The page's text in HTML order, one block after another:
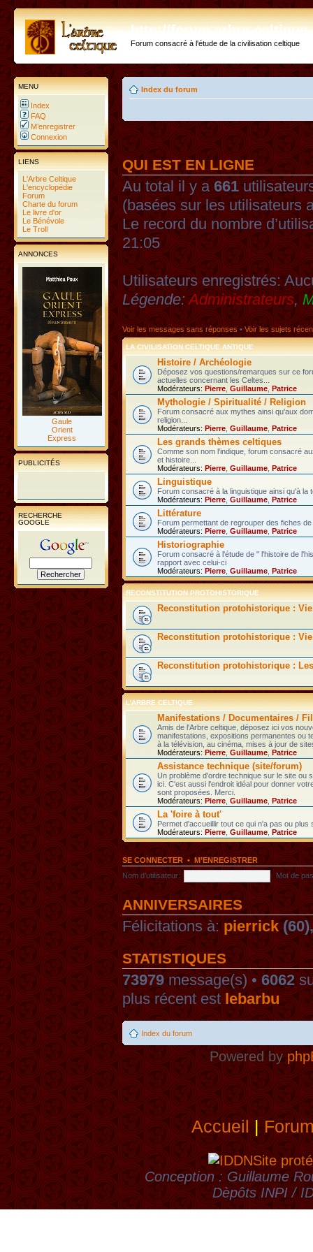
http://forum.arbre-
Forum consacré à l'étude de la civilisation celtique
MENU
Index
FAQ
M’enregistrer
Connexion
LIENS
L'Arbre Celtique
L'encyclopédie
Forum
Charte du forum
Le livre d'or
Le Bénévole
Le Troll
ANNONCES
Gaule
Orient
Express
PUBLICITÉS
RECHERCHE
GOOGLE
Index du forum
QUI EST EN LIGNE
Au total il y a661
(basées sur les utilisateurs
Le record du nombre
21:05
Utilisateurs enregistrés:
Légende:Administrateurs,
Voir les messages sans réponses•Voir les sujets
LA CIVILISATION CELTIQUE ANTIQUE
Histoire / Archéologie
Déposez vos questions/remarques sur ce
actuelles concernant les Celtes...
Modérateurs: Pierre Guillaume Patrice
Mythologie / Spiritualité / Religion
Forum consacré aux mythes ainsi qu'aux
religion...
Modérateurs: Pierre Guillaume Patrice
Les grands thèmes celtiques
Comme son nom l'indique, forum consacré
et histoire...
Modérateurs: Pierre Guillaume Patrice
Linguistique
Forum consacré à la linguistique ainsi qu'à la
Modérateurs: Pierre Guillaume Patrice
Littérature
Forum permettant de regrouper des fiches
Modérateurs: Pierre Guillaume Patrice
Historiographie
Forum consacré à l'étude de " l'histoire de
rapport avec celui-ci
Modérateurs: Pierre Guillaume Patrice
RECONSTITUTION PROTOHISTORIQUE
Reconstitution protohistorique :
Reconstitution protohistorique :
Reconstitution protohistorique :
L'ARBRE CELTIQUE
Manifestations / Documentaires /
Amis de l'Arbre celtique, déposez ici vos
manifestations, expositions permanentes ou
à la télévision, au cinéma, mises à jour de
Modérateurs: Pierre Guillaume Patrice
Assistance technique (site/forum)
Un problème d'ordre technique sur le site ou
ici. C'est aussi l'endroit idéal pour donner
sont proposées. Merci.
Modérateurs: Pierre Guillaume Patrice
La 'foire à tout'
Permet d'accueillir tout ce qui n'a pas ou
Modérateurs: Pierre Guillaume Patrice
SE CONNECTER•M’ENREGISTRER
Nom d’utilisateur:
Mot de
ANNIVERSAIRES
Félicitations à:pierrick
STATISTIQUES
73979message(s) •6062
plus récent estlebarbu
Index du forum
Powered by
Accueil|
Site
Conception : Guillaume
Dèpôts INPI /